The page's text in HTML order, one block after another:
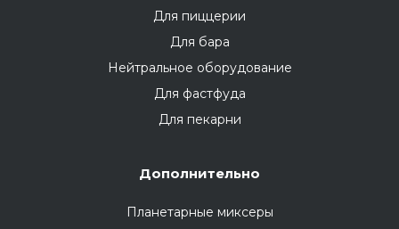
Для пиццерии
Для бара
Нейтральное оборудование
Для фастфуда
Для пекарни
Дополнительно
Планетарные миксеры